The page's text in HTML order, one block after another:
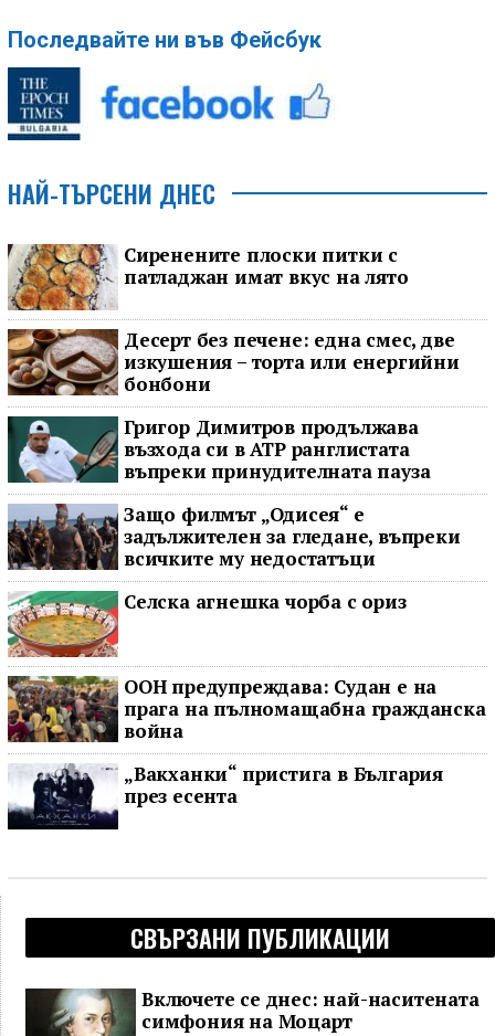
Последвайте ни във Фейсбук
НАЙ-ТЪРСЕНИ ДНЕС
Сиренените плоски питки с
патладжан имат вкус на лято
Десерт без печене: една смес, две
изкушения – торта или енергийни
бонбони
Григор Димитров продължава
възхода си в ATP ранглистата
въпреки принудителната пауза
Защо филмът „Одисея“ е
задължителен за гледане, въпреки
всичките му недостатъци
Селска агнешка чорба с ориз
ООН предупреждава: Судан е на
прага на пълномащабна гражданска
война
„Вакханки“ пристига в България
през есента
СВЪРЗАНИ ПУБЛИКАЦИИ
Включете се днес: най-наситената
симфония на Моцарт